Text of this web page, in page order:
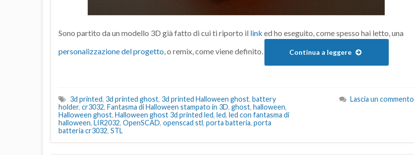
Sono partito da un modello 3D già fatto di cui ti riporto il link ed ho eseguito, come spesso hai letto, una
personalizzazione del progetto, o remix, come viene definito. Continua a leggere
3d printed, 3d printed ghost, 3d printed Halloween ghost, battery
holder, cr3032, Fantasma di Halloween stampato in 3D, ghost, halloween,
Halloween ghost, Halloween ghost 3d printed led, led, led con fantasma di
halloween, LIR2032, OpenSCAD, openscad stl, porta batteria, porta
batteria cr3032, STL
Lascia un commento